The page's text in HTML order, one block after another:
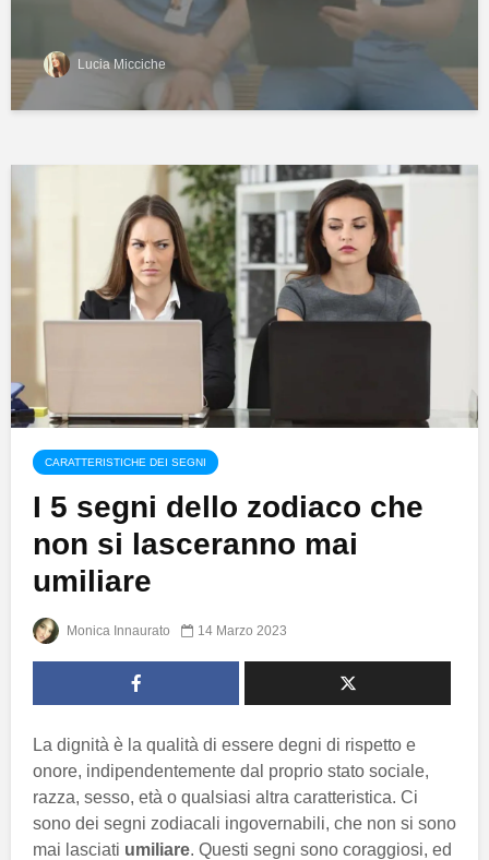
Lucia Micciche
CARATTERISTICHE DEI SEGNI
I 5 segni dello zodiaco che
non si lasceranno mai
umiliare
Monica Innaurato 14 Marzo 2023
La dignità è la qualità di essere degni di rispetto e
onore, indipendentemente dal proprio stato sociale,
razza, sesso, età o qualsiasi altra caratteristica. Ci
sono dei segni zodiacali ingovernabili, che non si sono
mai lasciati umiliare. Questi segni sono coraggiosi, ed